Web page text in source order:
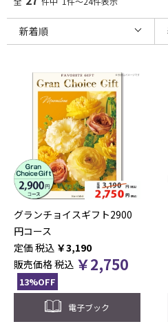
グランチョイスギフト2900
円コース
税込 ￥3,190
販売価格税込 ￥2,750
13%OFF
電子ブック